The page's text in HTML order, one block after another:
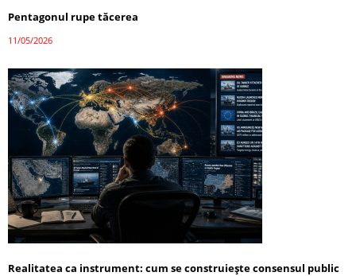
Pentagonul rupe tăcerea
11/05/2026
Realitatea ca instrument: cum se construiește consensul public